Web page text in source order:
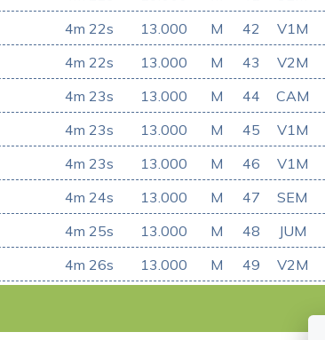
4m 22s 13.000 M 42 V1M
4m 22s 13.000 M 43 V2M
4m 23s 13.000 M 44 CAM
4m 23s 13.000 M 45 V1M
4m 23s 13.000 M 46 V1M
4m 24s 13.000 M 47 SEM
4m 25s 13.000 M 48 JUM
4m 26s 13.000 M 49 V2M